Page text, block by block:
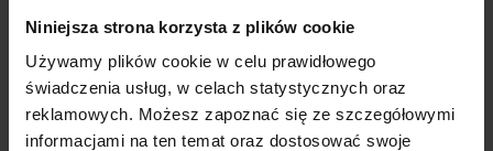
Niniejsza strona korzysta z plików cookie
Używamy plików cookie w celu prawidłowego
świadczenia usług, w celach statystycznych oraz
reklamowych. Możesz zapoznać się ze szczegółowymi
informacjami na ten temat oraz dostosować swoje
Skład
Opinie